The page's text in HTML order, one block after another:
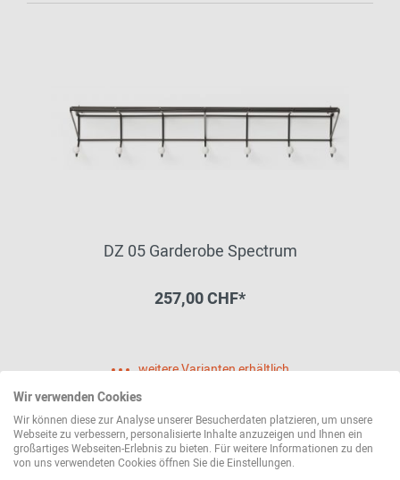
DZ 05 Garderobe Spectrum
257,00 CHF*
weitere Varianten erhältlich
Wir verwenden Cookies
Wir können diese zur Analyse unserer Besucherdaten platzieren, um unsere
Webseite zu verbessern, personalisierte Inhalte anzuzeigen und Ihnen ein
großartiges Webseiten-Erlebnis zu bieten. Für weitere Informationen zu den
von uns verwendeten Cookies öffnen Sie die Einstellungen.